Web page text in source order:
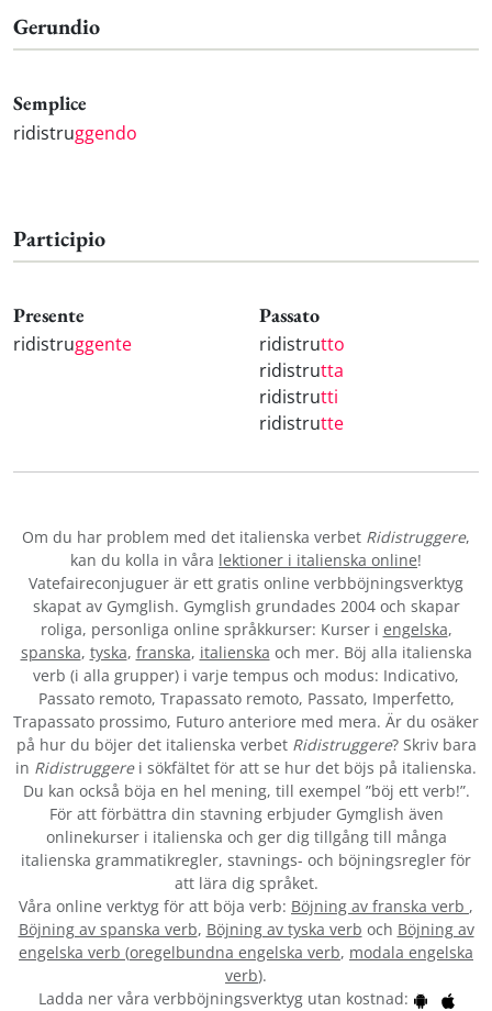
Gerundio
Semplice
ridistruggendo
Participio
Presente
ridistruggente
Passato
ridistrutto
ridistrutta
ridistrutti
ridistrutte
Om du har problem med det italienska verbet Ridistruggere,
kan du kolla in våra lektioner i italienska online!
Vatefaireconjuguer är ett gratis online verbböjningsverktyg
skapat av Gymglish. Gymglish grundades 2004 och skapar
roliga, personliga online språkkurser: Kurser i engelska,
spanska, tyska, franska, italienska och mer. Böj alla italienska
verb (i alla grupper) i varje tempus och modus: Indicativo,
Passato remoto, Trapassato remoto, Passato, Imperfetto,
Trapassato prossimo, Futuro anteriore med mera. Är du osäker
på hur du böjer det italienska verbet Ridistruggere? Skriv bara
in Ridistruggerei sökfältet för att se hur det böjs på italienska.
Du kan också böja en hel mening, till exempel ”böj ett verb!”.
För att förbättra din stavning erbjuder Gymglish även
onlinekurser i italienska och ger dig tillgång till många
italienska grammatikregler, stavnings- och böjningsregler för
att lära dig språket.
Våra online verktyg för att böja verb: Böjning av franska verb ,
Böjning av spanska verb, Böjning av tyska verb och Böjning av
engelska verb (oregelbundna engelska verb, modala engelska
verb).
Ladda ner våra verbböjningsverktyg utan kostnad: